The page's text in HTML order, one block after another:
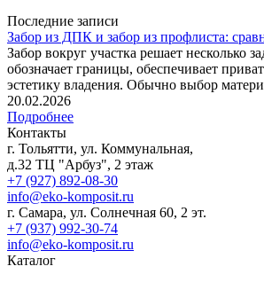
Последние записи
Забор из ДПК и забор из профлиста:
Забор вокруг участка решает несколько
обозначает границы, обеспечивает
эстетику владения. Обычно выбор
20.02.2026
Подробнее
Контакты
г. Тольятти, ул. Коммунальная,
д.32 ТЦ "Арбуз", 2 этаж
+7 (927) 892-08-30
info@eko-komposit.ru
г. Самара, ул. Солнечная 60, 2 эт.
+7 (937) 992-30-74
info@eko-komposit.ru
Каталог